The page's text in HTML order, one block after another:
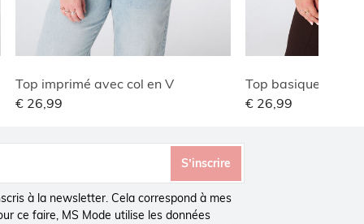
Top imprimé avec col en V
€ 26,99
Top basique à
€ 26,99
S’inscrire
à la newsletter. Cela correspond à mes
ce faire, MS Mode utilise les données